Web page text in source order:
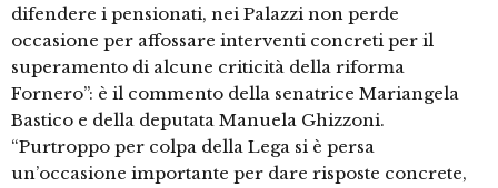
difendere i pensionati, nei Palazzi non perde
occasione per affossare interventi concreti per il
superamento di alcune criticità della riforma
Fornero”: è il commento della senatrice Mariangela
Bastico e della deputata Manuela Ghizzoni.
“Purtroppo per colpa della Lega si è persa
un’occasione importante per dare risposte concrete,